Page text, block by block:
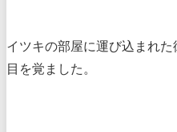
イツキの部屋に運び込まれ
目を覚ました。